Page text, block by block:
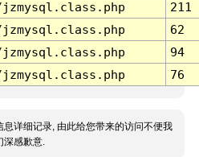
211
62
94
76
息详细记录, 由此给您带来的访问不便我
深感歉意.